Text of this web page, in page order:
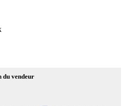
vendeur